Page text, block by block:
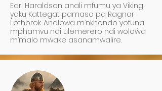
Earl Haraldson anali mfumu ya Viking
yaku Kattegat pamaso pa Ragnar
Lothbrok. Analowa m’nkhondo yofuna
mphamvu ndi ulemerero ndi woloŵa
m’malo mwake asanamwalire.